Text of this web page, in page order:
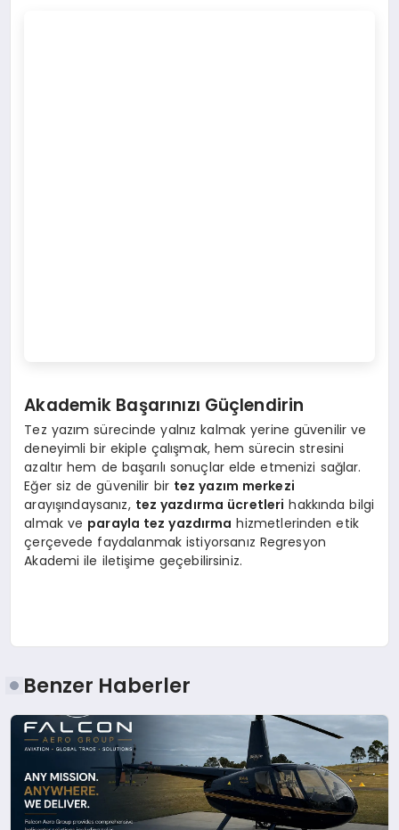
Akademik Başarınızı Güçlendirin
Tez yazım sürecinde yalnız kalmak yerine güvenilir ve
deneyimli bir ekiple çalışmak, hem sürecin stresini
azaltır hem de başarılı sonuçlar elde etmenizi sağlar.
Eğer siz de güvenilir bir tez yazım merkezi
arayışındaysanız, tez yazdırma ücretleri hakkında bilgi
almak ve parayla tez yazdırma hizmetlerinden etik
çerçevede faydalanmak istiyorsanız Regresyon
Akademi ile iletişime geçebilirsiniz.
Benzer Haberler